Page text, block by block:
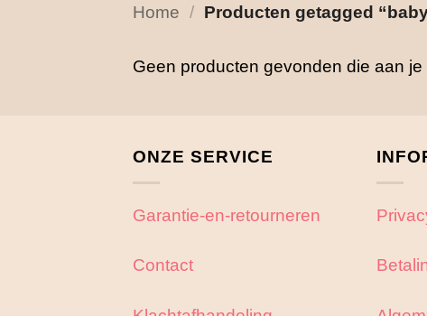
Home / Producten getagged
Geen producten gevonden die aan
ONZE SERVICE
Garantie-en-retourneren
Contact